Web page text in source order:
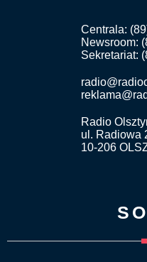
Centrala:
Newsroom:
Sekretariat:
Radio
ul. Radiowa
10-206